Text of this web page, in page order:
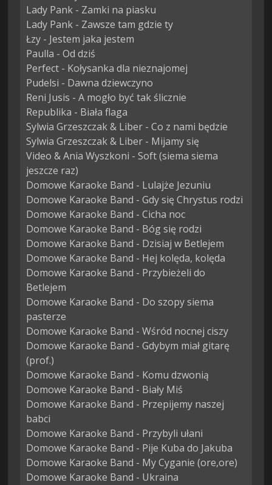
Lady Pank - Zamki na piasku
Lady Pank - Zawsze tam gdzie ty
Łzy - Jestem jaka jestem
Paulla - Od dziś
Perfect - Kołysanka dla nieznajomej
Pudelsi - Dawna dziewczyno
Reni Jusis - A mogło być tak ślicznie
Republika - Biała flaga
Sylwia Grzeszczak & Liber - Co z nami będzie
Sylwia Grzeszczak & Liber - Mijamy się
Video & Ania Wyszkoni - Soft (siema siema
jeszcze raz)
Domowe Karaoke Band - Lulajże Jezuniu
Domowe Karaoke Band - Gdy się Chrystus rodzi
Domowe Karaoke Band - Cicha noc
Domowe Karaoke Band - Bóg się rodzi
Domowe Karaoke Band - Dzisiaj w Betlejem
Domowe Karaoke Band - Hej kolęda, kolęda
Domowe Karaoke Band - Przybieżeli do
Betlejem
Domowe Karaoke Band - Do szopy siema
pasterze
Domowe Karaoke Band - Wśród nocnej ciszy
Domowe Karaoke Band - Gdybym miał gitarę
(prof.)
Domowe Karaoke Band - Komu dzwonią
Domowe Karaoke Band - Biały Miś
Domowe Karaoke Band - Przepijemy naszej
babci
Domowe Karaoke Band - Przybyli ułani
Domowe Karaoke Band - Pije Kuba do Jakuba
Domowe Karaoke Band - My Cyganie (ore,ore)
Domowe Karaoke Band - Ukraina